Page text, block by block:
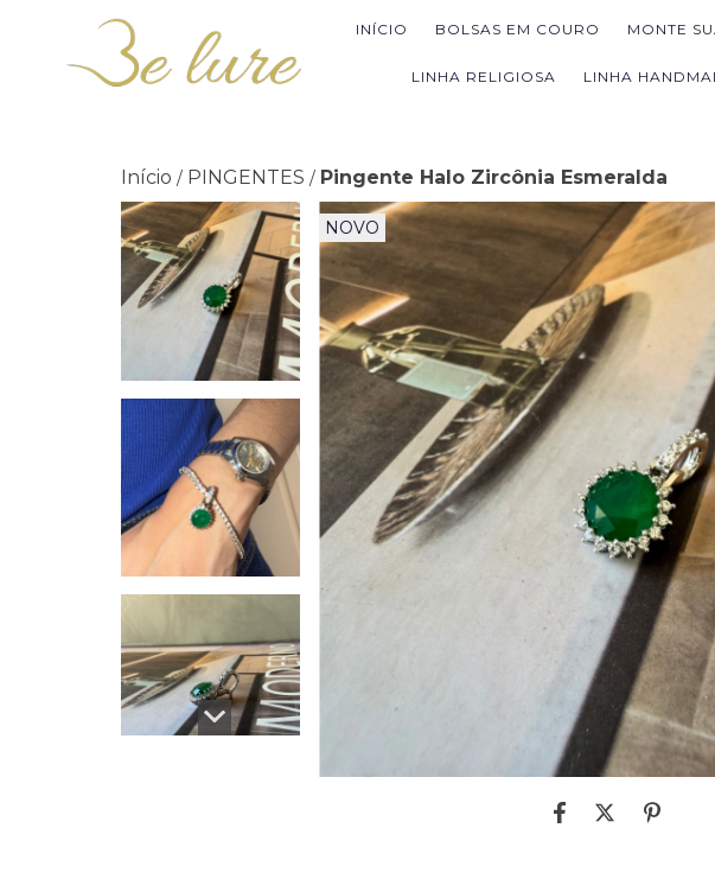
INÍCIO BOLSAS EM COURO MONTE
LINHA RELIGIOSA LINHA
Início / PINGENTES / Pingente Halo Zircônia Esmeralda
NOVO